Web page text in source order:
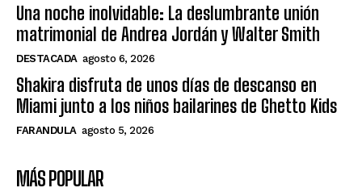
Una noche inolvidable: La deslumbrante unión
matrimonial de Andrea Jordán y Walter Smith
DESTACADA agosto 6, 2026
Shakira disfruta de unos días de descanso en
Miami junto a los niños bailarines de Ghetto Kids
FARANDULA agosto 5, 2026
MÁS POPULAR